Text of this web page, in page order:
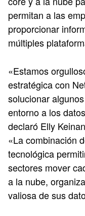
permitan a las
proporcionar
múltiples
«Estamos
estratégica con
solucionar
entorno a los
declaró Elly
«La combinación
tecnológica
sectores mover
a la nube,
valiosa de sus